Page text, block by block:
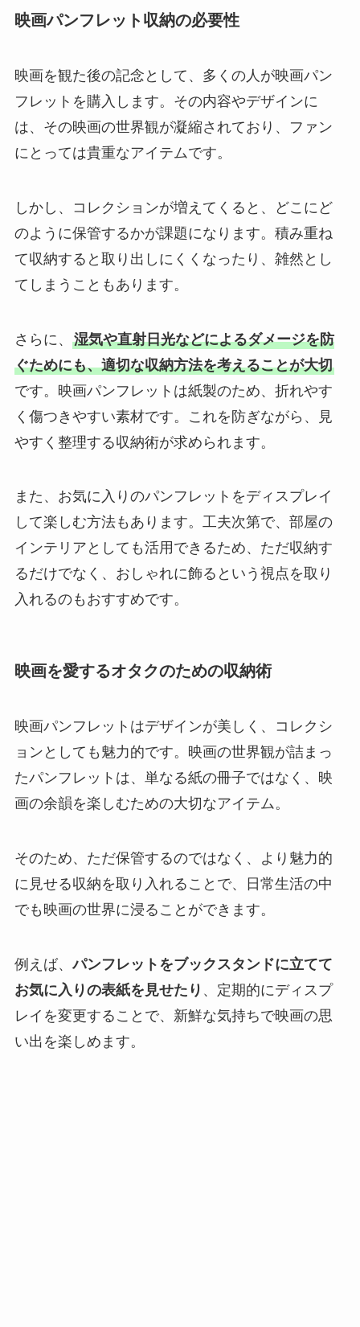
映画パンフレット収納の必要性
映画を観た後の記念として、多くの人が映画パン
フレットを購入します。その内容やデザインに
は、その映画の世界観が凝縮されており、ファン
にとっては貴重なアイテムです。
しかし、コレクションが増えてくると、どこにど
のように保管するかが課題になります。積み重ね
て収納すると取り出しにくくなったり、雑然とし
てしまうこともあります。
さらに、 湿気や直射日光などによるダメージを防
ぐためにも、適切な収納方法を考えることが大切
です。映画パンフレットは紙製のため、折れやす
く傷つきやすい素材です。これを防ぎながら、見
やすく整理する収納術が求められます。
また、お気に入りのパンフレットをディスプレイ
して楽しむ方法もあります。工夫次第で、部屋の
インテリアとしても活用できるため、ただ収納す
るだけでなく、おしゃれに飾るという視点を取り
入れるのもおすすめです。
映画を愛するオタクのための収納術
映画パンフレットはデザインが美しく、コレクシ
ョンとしても魅力的です。映画の世界観が詰まっ
たパンフレットは、単なる紙の冊子ではなく、映
画の余韻を楽しむための大切なアイテム。
そのため、ただ保管するのではなく、より魅力的
に見せる収納を取り入れることで、日常生活の中
でも映画の世界に浸ることができます。
例えば、パンフレットをブックスタンドに立てて
お気に入りの表紙を見せたり 、定期的にディスプ
レイを変更することで、新鮮な気持ちで映画の思
い出を楽しめます。